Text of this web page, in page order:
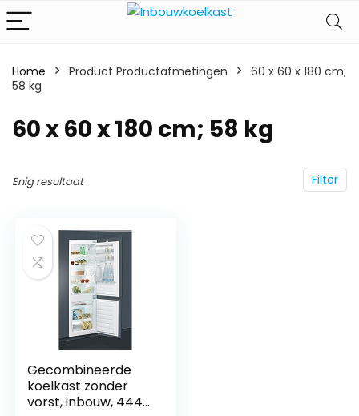
Home Product Productafmetingen
‎60 x 60 x 180 cm;
58 kg
‎60 x 60 x 180 cm; 58 kg
Filter
Enig resultaat
Gecombineerde
koelkast zonder
vorst, inbouw, 444